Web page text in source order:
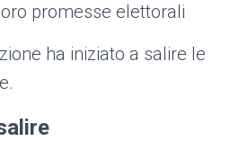
promesse elettorali
ha iniziato a salire le